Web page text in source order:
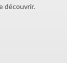
découvrir.